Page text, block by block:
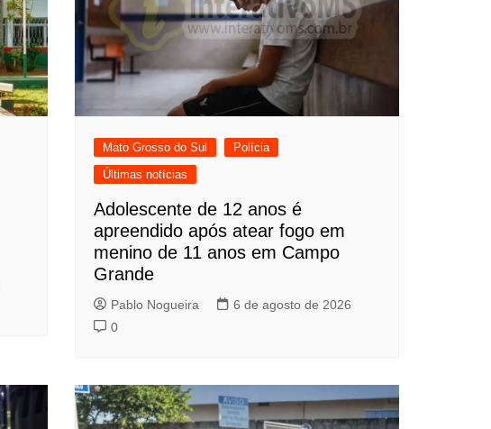
Mato Grosso do Sul
Polícia
Últimas notícias
Adolescente de 12 anos é
apreendido após atear fogo em
menino de 11 anos em Campo
Grande
Pablo Nogueira
6 de agosto de 2026
0